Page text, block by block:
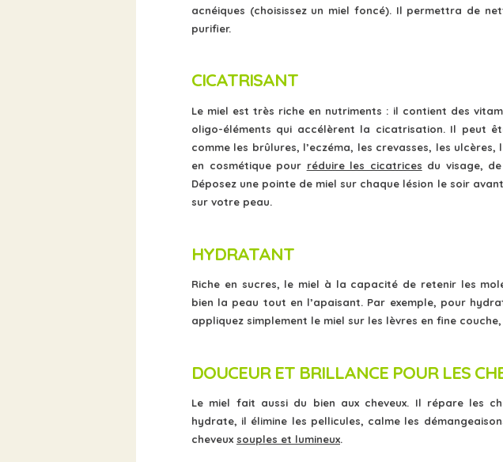
acnéiques (choisissez un miel foncé). Il permettra de
purifier.
CICATRISANT
Le miel est très riche en nutriments : il contient des
oligo-éléments qui accélèrent la cicatrisation. Il peut
comme les brûlures, l’eczéma, les crevasses, les
en cosmétique pour réduire les cicatrices du visage,
Déposez une pointe de miel sur chaque lésion le soir
sur votre peau.
HYDRATANT
Riche en sucres, le miel à la capacité de retenir les
bien la peau tout en l’apaisant. Par exemple, pour
appliquez simplement le miel sur les lèvres en fine
DOUCEUR ET BRILLANCE POUR LES
Le miel fait aussi du bien aux cheveux. Il répare les
hydrate, il élimine les pellicules, calme les
cheveux souples et lumineux.